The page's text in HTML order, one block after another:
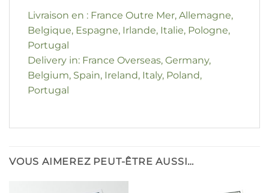
Livraison en : France Outre Mer, Allemagne,
Belgique, Espagne, Irlande, Italie, Pologne,
Portugal
Delivery in: France Overseas, Germany,
Belgium, Spain, Ireland, Italy, Poland,
Portugal
VOUS AIMEREZ PEUT-ÊTRE AUSSI…